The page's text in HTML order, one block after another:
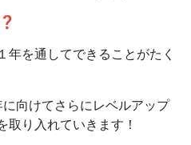
を通してできることがたく
向けてさらにレベルアップ
取り入れていきます！